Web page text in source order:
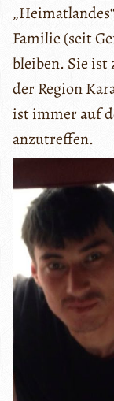
Familie (seit
bleiben. Sie ist
der Region
ist immer auf
anzutreffen.